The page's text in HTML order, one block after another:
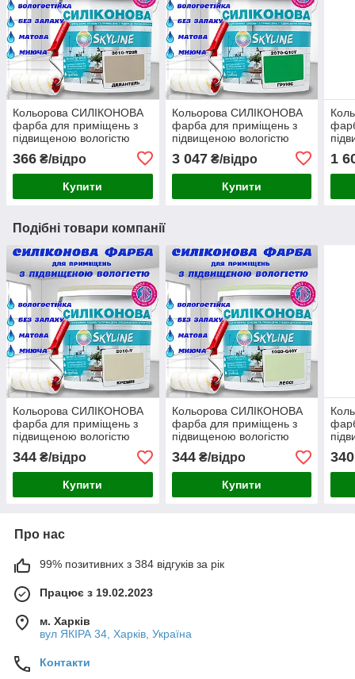
Кольорова СИЛІКОНОВА
фарба для приміщень з
підвищеною вологістю
матова емаль SkyLine
Делантель 1 л
366 ₴/відро
Купити
Кольорова СИЛІКОНОВА
фарба для приміщень з
підвищеною вологістю
матова емаль SkyLine
Груніс 5 л
3 047₴/відро
Купити
1
Подібні товари компанії
Кольорова СИЛІКОНОВА
фарба для приміщень з
підвищеною вологістю
миюча протигрибкова
матова емаль SkyLine
Кремін 1 л
344 ₴/відро
Купити
Кольорова СИЛІКОНОВА
фарба для приміщень з
підвищеною вологістю
миюча протигрибкова
матова емаль SkyLine
Лессі 1 л
344₴/відро
Купити
340
Про нас
99% позитивних з 384 відгуків за рік
Працює з 19.02.2023
м. Харків
вул ЯКІРА 34, Харків, Україна
Контакти